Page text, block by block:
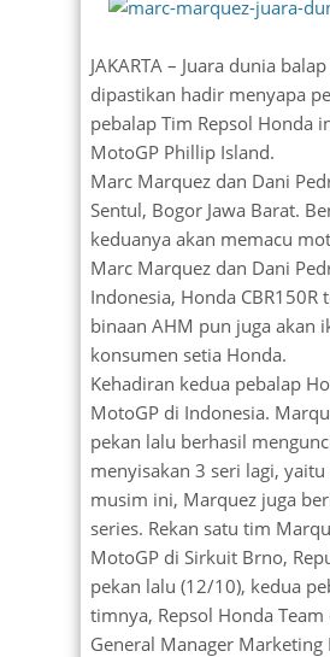
JAKARTA – Juara dunia
dipastikan hadir menyapa
pebalap Tim Repsol Honda
MotoGP Phillip Island.
Marc Marquez dan Dani
Sentul, Bogor Jawa Barat.
keduanya akan memacu
Marc Marquez dan Dani
Indonesia, Honda
binaan AHM pun juga akan
konsumen setia Honda.
Kehadiran kedua pebalap
MotoGP di Indonesia.
pekan lalu berhasil
menyisakan 3 seri lagi,
musim ini, Marquez juga
series. Rekan satu tim
MotoGP di Sirkuit Brno,
pekan lalu (12/10), kedua
timnya, Repsol Honda
General Manager